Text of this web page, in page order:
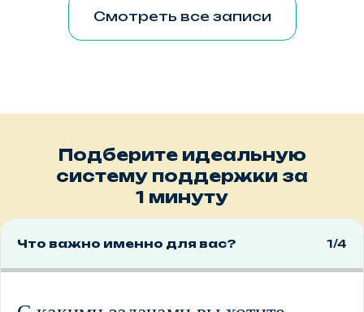
Смотреть все записи
Подберите идеальную
систему поддержки за
1 минуту
Что важно именно для вас? 1/4